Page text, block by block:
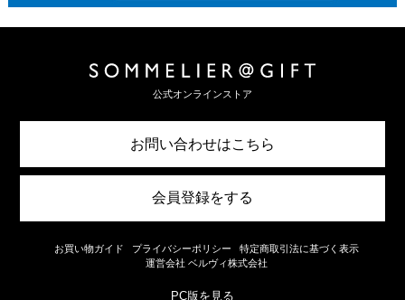
公式オンラインストア
お問い合わせはこちら
会員登録をする
お買い物ガイド プライバシーポリシー
特定商取引法に基づく表示
運営会社 ベルヴィ株式会社
PC版を見る